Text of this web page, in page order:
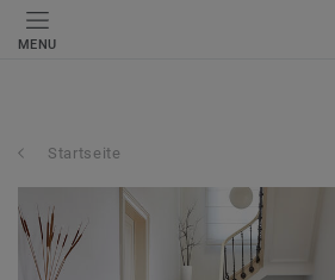
MENU
Startseite